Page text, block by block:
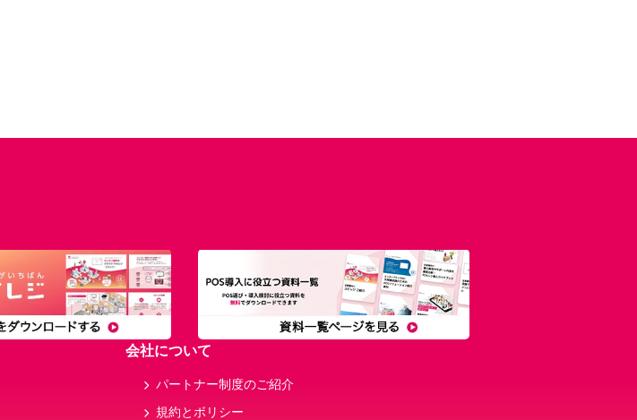
会社について
パートナー制度のご紹介
規約とボリシー